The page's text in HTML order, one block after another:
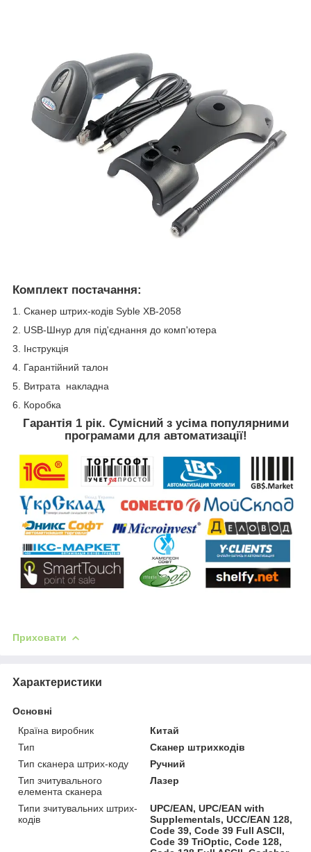
Комплект постачання:
1. Сканер штрих-кодів Syble XB-2058
2. USB-Шнур для під'єднання до комп'ютера
3. Інструкція
4. Гарантійний талон
5. Витрата накладна
6. Коробка
Гарантія 1 рік. Сумісний з усіма популярними
програмами для автоматизації!
Приховати
Характеристики
Основні
Країна виробник
Китай
Тип
Сканер штрихкодів
Тип сканера штрих-коду
Ручний
Тип зчитувального
елемента сканера
Лазер
Типи зчитувальних штрих-
кодів
UPC/EAN, UPC/EAN with
Supplementals, UCC/EAN 128,
Code 39, Code 39 Full ASCII,
Code 39 TriOptic, Code 128,